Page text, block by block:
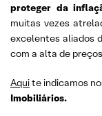
proteger da
muitas vezes
excelentes aliados
com a alta de
Aquite indicamos
Imobiliários.